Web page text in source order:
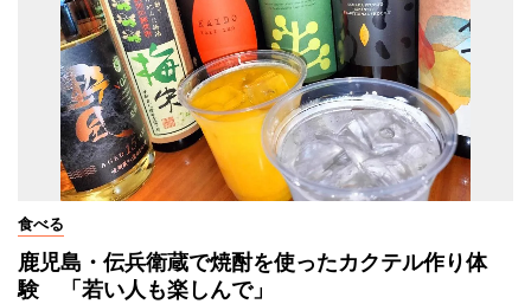
食べる
鹿児島・伝兵衛蔵で焼酎を使ったカクテル作り体
験 「若い人も楽しんで」